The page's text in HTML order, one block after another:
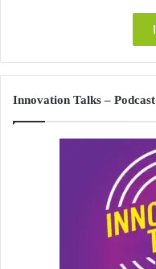
Innovation Talks – Podcast